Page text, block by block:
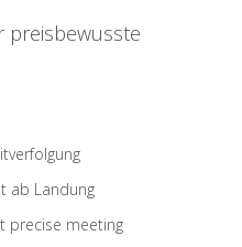
preisbewusste
ab Landung
precise meeting